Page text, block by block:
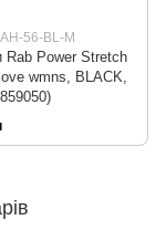
56-BL-M
Rab Power Stretch
wmns, BLACK,